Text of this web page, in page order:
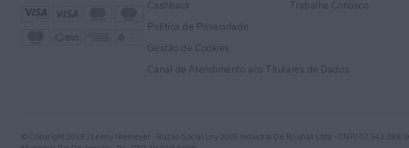
Distrito Federal
Cashback
Política de Privacidade
Gestão de Cookies
Canal de Atendimento aos Títulares de Dados
Trabalhe Conosco
© Copyright 2018 | Lenny Niemeyer - Razão Social Lny 2005 Indústria De Roupas Ltda - CNPJ 07.543.288/